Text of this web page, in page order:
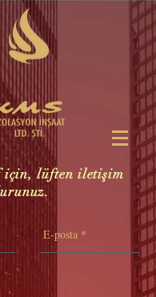
için, lüften iletişim